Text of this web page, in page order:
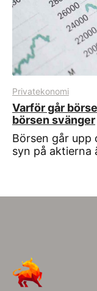
Privatekonomi
Varför går
börsen svänger
Börsen går
syn på aktierna